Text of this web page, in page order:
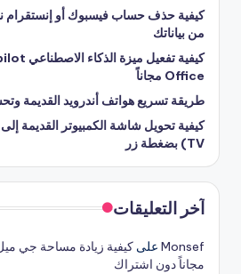
كيفية حذف حساب فيسبوك أو إنستقرام
من بياناتك
Office مجاناً
طريقة تسريع هواتف أندرويد القديمة
TV) بضغطة زر
آخر التعليقات
Monsef على
مجاناً دون اشتراك